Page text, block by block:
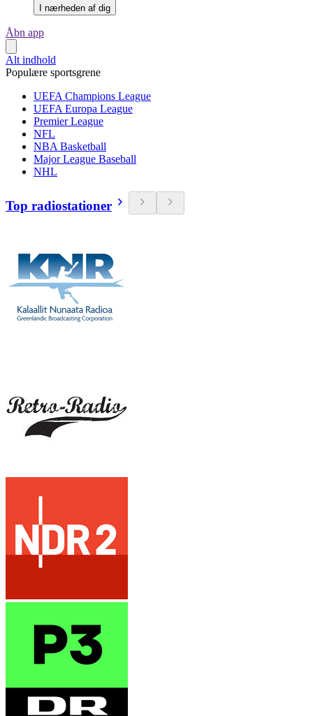
I nærheden af dig
Åbn app
Alt indhold
Populære sportsgrene
UEFA Champions League
UEFA Europa League
Premier League
NFL
NBA Basketball
Major League Baseball
NHL
Top radiostationer